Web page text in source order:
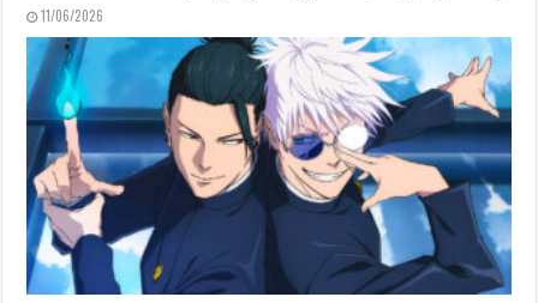
11/06/2026